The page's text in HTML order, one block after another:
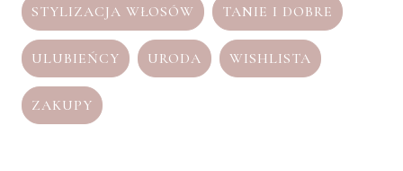
STYLIZACJA WŁOSÓW TANIE I DOBRE
ULUBIEŃCY URODA WISHLISTA
ZAKUPY